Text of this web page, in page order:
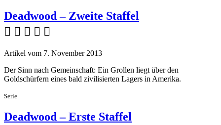
Deadwood – Zweite Staffel
    
Artikel vom 7. November 2013
Der Sinn nach Gemeinschaft: Ein Grollen liegt über den
Goldschürfern eines bald zivilisierten Lagers in Amerika.
Serie
Deadwood – Erste Staffel